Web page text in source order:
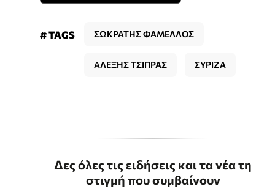
# TAGS ΣΩΚΡΑΤΗΣ ΦΑΜΕΛΛΟΣ
ΑΛΕΞΗΣ ΤΣΙΠΡΑΣ ΣΥΡΙΖΑ
Δες όλες τις ειδήσεις και τα νέα τη
στιγμή που συμβαίνουν